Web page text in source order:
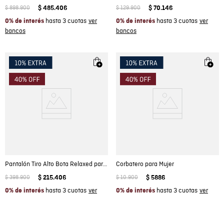
$ 898.900 $ 485.406
0% de interés hasta 3 cuotas
$ 129.900 $ 70.146
0% de interés hasta 3 cuotas
Pantalón Tiro Alto Bota Relaxed para Mujer
$ 398.900 $ 215.406
0% de interés hasta 3 cuotas
Corbatero para Mujer
$ 10.900 $ 5886
0% de interés hasta 3 cuotas